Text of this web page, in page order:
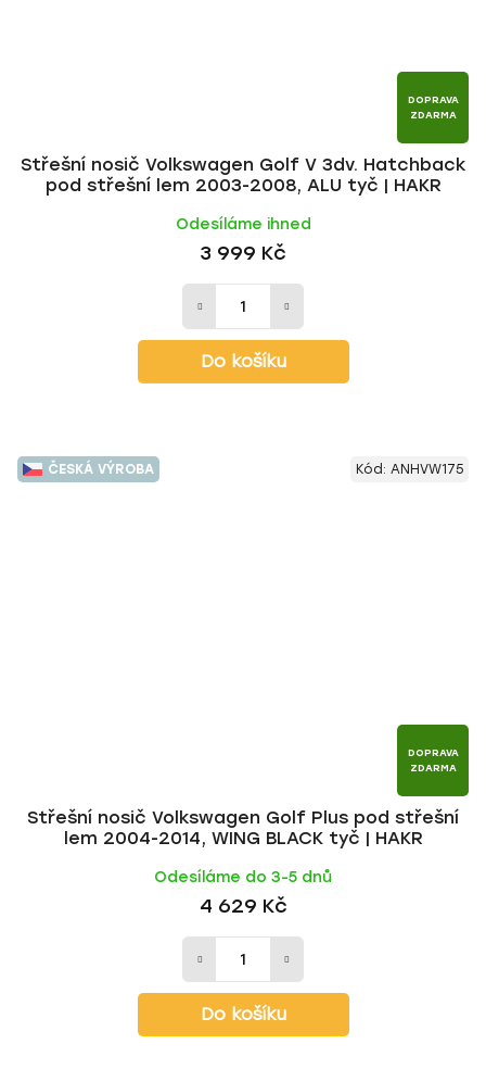
DOPRAVA
ZDARMA
Střešní nosič Volkswagen Golf V 3dv. Hatchback
pod střešní lem 2003-2008, ALU tyč | HAKR
Odesíláme ihned
3 999 Kč
Do košíku
ČESKÁ VÝROBA
DOPRAVA
ZDARMA
Střešní nosič Volkswagen Golf Plus pod střešní
lem 2004-2014, WING BLACK tyč | HAKR
Odesíláme do 3-5 dnů
4 629 Kč
Do košíku
Kód: ANHVW175